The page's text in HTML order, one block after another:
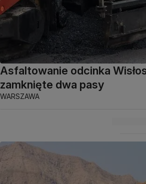
Asfaltowanie odcinka
zamknięte dwa pasy
WARSZAWA